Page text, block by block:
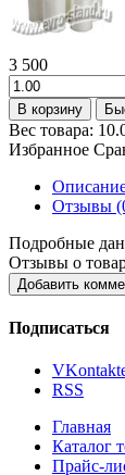
3 500
В корзину
Вес товара:
Избранное
Отзывы
Подробные
Отзывы о
Добавить
Подписаться
RSS
Главная
Каталог
Прайс-